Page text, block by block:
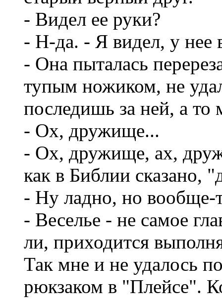
- Видел ее руки?
- Н-да. - Я видел, у нее
- Она пыталась
тупым ножиком, не
последишь за ней, а то
- Ох, дружище...
- Ох, дружище, ах,
как в Библии сказано,
- Ну ладно, но вообще-
- Веселье - не самое
ли, приходится
Так мне и не удалось
рюкзаком в "Плейсе".